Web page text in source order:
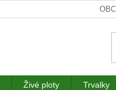
Živé ploty Trvalky